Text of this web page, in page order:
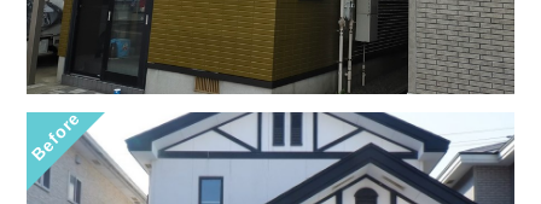
Before